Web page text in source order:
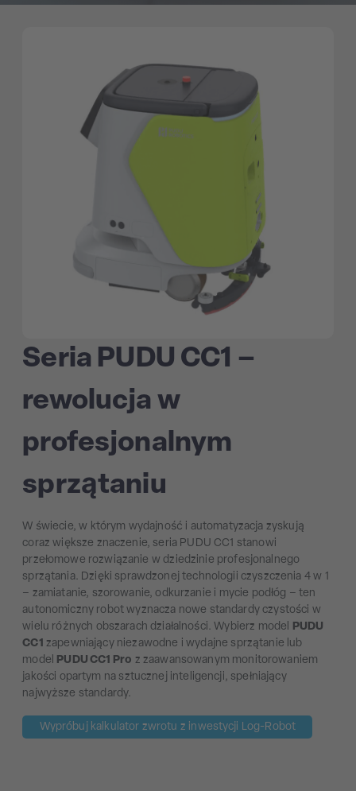
Seria PUDU CC1 –
rewolucja w
profesjonalnym
sprzątaniu
W świecie, w którym wydajność i automatyzacja zyskują
coraz większe znaczenie, seria PUDU CC1 stanowi
przełomowe rozwiązanie w dziedzinie profesjonalnego
sprzątania. Dzięki sprawdzonej technologii czyszczenia 4 w 1
– zamiatanie, szorowanie, odkurzanie i mycie podłóg – ten
autonomiczny robot wyznacza nowe standardy czystości w
wielu różnych obszarach działalności. Wybierz model
PUDU
CC1 zapewniający niezawodne i wydajne sprzątanie lub
model
PUDU CC1 Pro z zaawansowanym monitorowaniem
jakości opartym na sztucznej inteligencji, spełniający
najwyższe standardy.
Wypróbuj kalkulator zwrotu z inwestycji Log-Robot